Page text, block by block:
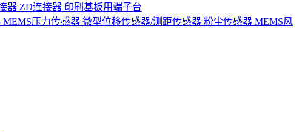
器 ZD连接器 印刷基板用端子台
MEMS压力传感器 微型位移传感器/测距传感器 粉尘传感器 MEMS风